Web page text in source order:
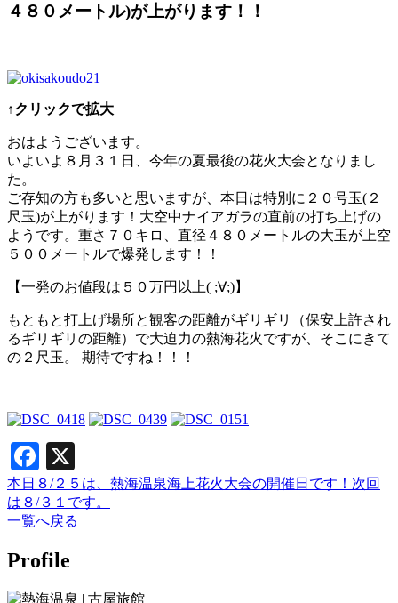
４８０メートル)が上がります！！
↑クリックで拡大
おはようございます。
いよいよ８月３１日、今年の夏最後の花火大会となりまし
た。
ご存知の方も多いと思いますが、本日は特別に２０号玉( ２
尺玉)が上がります！大空中ナイアガラの直前の打ち上げの
ようです。重さ７０キロ、直径４８０メートルの大玉が上空
５００メートルで爆発します！！
【一発のお値段は５０万円以上( ;∀;)】
もともと打上げ場所と観客の距離がギリギリ（保安上許され
るギリギリの距離）で大迫力の熱海花火ですが、そこに きて
の２尺玉。 期待ですね！！！
Facebook
本日８/２５は、熱海温泉海上花火大会の開催日です！次回
は８/３１です。
一覧へ戻る
Profile